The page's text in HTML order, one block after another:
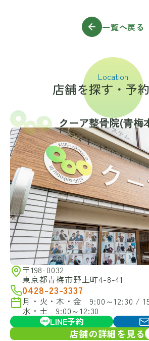
一覧へ戻る
Location
店舗を探す・予
クーア整骨院(⻘梅
〒198-0032
東京都青梅市野上町4-8-41
0428-23-3337
月・火・木・金 9:00～12:30 /
水・土 9:00～12:30
LINE予約
店舗の詳細を見る